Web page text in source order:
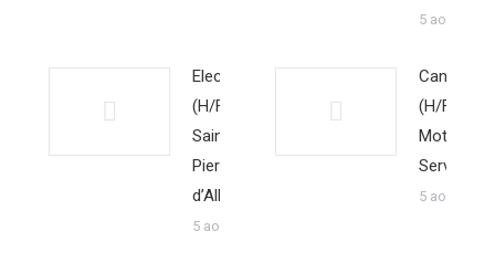
5 août 2026
Electricien
(H/F) –
Saint-
Pierre-
d’Albigny
5 août 2026
(H/F) – La
Motte-
Servolex
5 août 2026